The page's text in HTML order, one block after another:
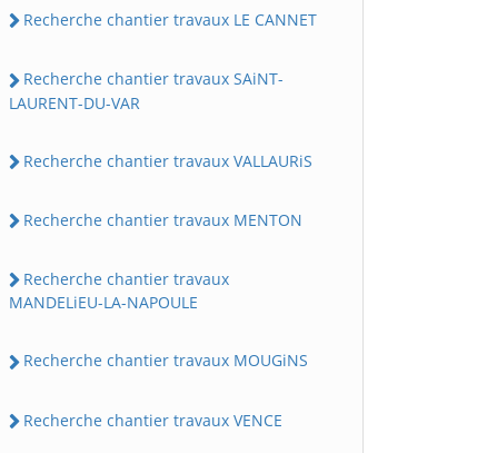
Recherche chantier travaux LE CANNET
Recherche chantier travaux SAiNT-
LAURENT-DU-VAR
Recherche chantier travaux VALLAURiS
Recherche chantier travaux MENTON
Recherche chantier travaux
MANDELiEU-LA-NAPOULE
Recherche chantier travaux MOUGiNS
Recherche chantier travaux VENCE